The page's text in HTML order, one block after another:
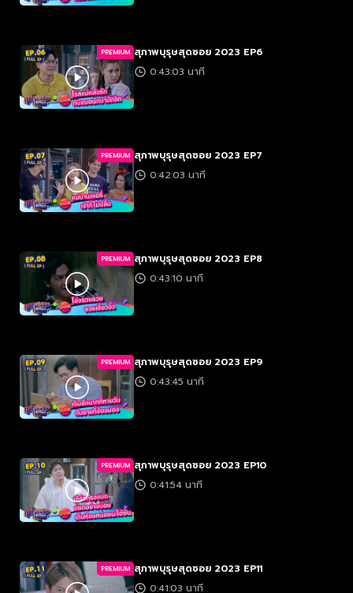
PREMIUM สุภาพบุรุษสุดซอย 2023 EP6
0:43:03 นาที
PREMIUM สุภาพบุรุษสุดซอย 2023 EP7
0:42:03 นาที
PREMIUM สุภาพบุรุษสุดซอย 2023 EP8
0:43:10 นาที
PREMIUM สุภาพบุรุษสุดซอย 2023 EP9
0:43:45 นาที
PREMIUM สุภาพบุรุษสุดซอย 2023 EP10
0:41:54 นาที
PREMIUM สุภาพบุรุษสุดซอย 2023 EP11
0:41:03 นาที